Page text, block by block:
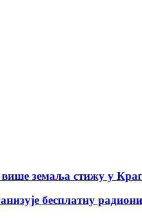
земаља стижу у
бесплатну